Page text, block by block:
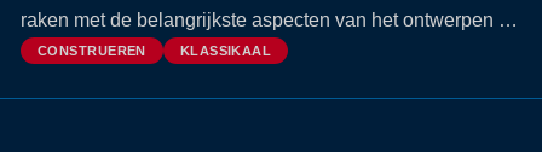
raken met de belangrijkste aspecten van het ontwerpen en
berekenen van staalconstructies.
CONSTRUEREN KLASSIKAAL